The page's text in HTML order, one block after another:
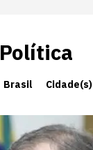
Política
Brasil Cidade(s)